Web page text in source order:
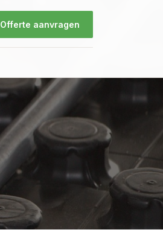
Offerte aanvragen